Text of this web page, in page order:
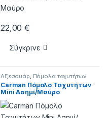
22,00€
Σύγκρινε
Αξεσουάρ Πόμολα ταχυτήτων
Carman Πόμολο Ταχυτήτων
Mini Ασημί/Μαύρο